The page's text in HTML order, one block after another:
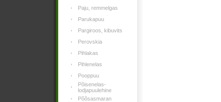
Paju, remmelgas
Parukapuu
Pargiroos, kibuvits
Perovskia
Pihlakas
Pihlenelas
Pooppuu
Põisenelas-
lodjapuulehine
Põõsasmaran